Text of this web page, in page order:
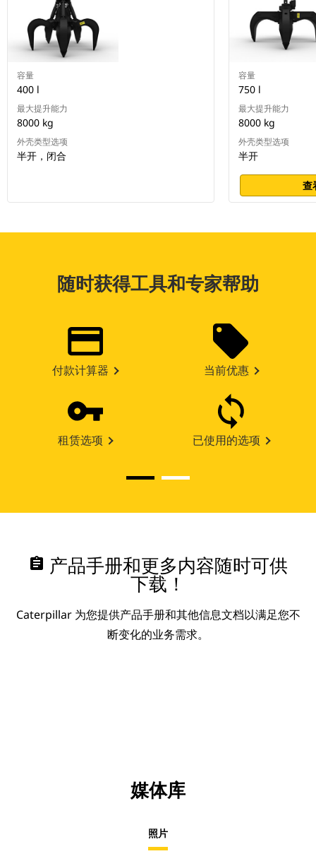
容量
400 l
最大提升能力
8000 kg
外壳类型选项
半开，闭合
容量
750 l
最大提升能力
8000 kg
外壳类型选项
半开
查
随时获得工具和专家帮助
付款计算器 当前优惠
租赁选项 已使用的选项
assignment 产品手册和更多内容随时可供
下载！
Caterpillar 为您提供产品手册和其他信息文档以满足您不
断变化的业务需求。
媒体库
照片